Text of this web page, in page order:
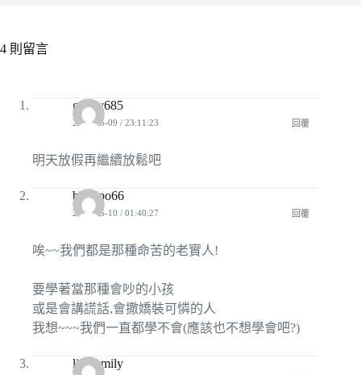
4 則留言
genny685
2009-05-09 / 23:11:23 回覆
明天放假再繼續放鬆吧
bbpopo66
2009-05-10 / 01:40:27 回覆
唉~~我們都是那種命苦的老實人!
要學著當那種會吵的小孩
或是會講謊話,會撒嬌裝可憐的人
我想~~~我們一直都學不會(應該也不想學會吧?)
lightamily